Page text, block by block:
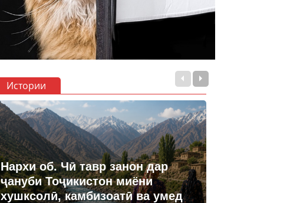
Истории
Нархи об. Чӣ тавр занон дар
ҷануби Тоҷикистон миёни
хушксолӣ, камбизоатӣ ва умед